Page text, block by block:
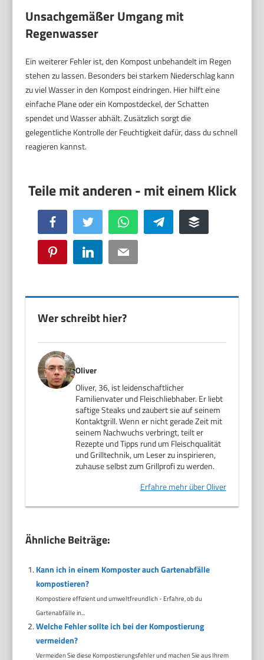
Unsachgemäßer Umgang mit
Regenwasser
Ein weiterer Fehler ist, den Kompost unbehandelt im Regen
stehen zu lassen. Besonders bei starkem Niederschlag kann
zu viel Wasser in den Kompost eindringen. Hier hilft eine
einfache Plane oder ein Kompostdeckel, der Schatten
spendet und Wasser abhält. Zusätzlich sorgt die
gelegentliche Kontrolle der Feuchtigkeit dafür, dass du schnell
reagieren kannst.
Facebook Twitter WhatsApp Telegram Buffer
Pinterest LinkedIn Email
Wer schreibt hier?
Oliver
Oliver, 36, ist leidenschaftlicher
Familienvater und Fleischliebhaber. Er liebt
saftige Steaks und zaubert sie auf seinem
Kontaktgrill. Wenn er nicht gerade Zeit mit
seinem Nachwuchs verbringt, teilt er
Rezepte und Tipps rund um Fleischqualität
und Grilltechnik, um Leser zu inspirieren,
zuhause selbst zum Grillprofi zu werden.
Erfahre mehr über Oliver
Ähnliche Beiträge:
Kann ich in einem Komposter auch Gartenabfälle
kompostieren?
Kompostiere effizient und umweltfreundlich - Erfahre, ob du
Gartenabfälle in...
Welche Fehler sollte ich bei der Kompostierung
vermeiden?
Vermeiden Sie diese Kompostierungsfehler und machen Sie aus Ihrem